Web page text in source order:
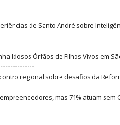
de Santo André sobre
Idosos Órfãos de Filhos Vivos em
regional sobre desafios da
mas 71% atuam sem